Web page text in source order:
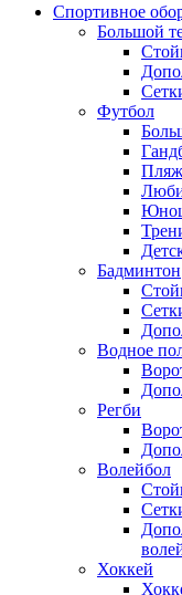
Спортивное
Большой
Футбол
Бадминтон
Водное
Регби
Волейбол
Хоккей